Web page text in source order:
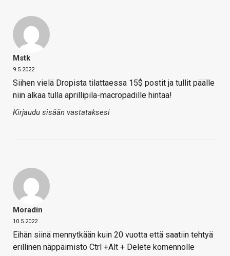
Mstk
9.5.2022
Siihen vielä Dropista tilattaessa 15$ postit ja tullit päälle
niin alkaa tulla aprillipila-macropadille hintaa!
Kirjaudu sisään vastataksesi
Moradin
10.5.2022
Eihän siinä mennytkään kuin 20 vuotta että saatiin tehtyä
erillinen näppäimistö Ctrl +Alt + Delete komennolle